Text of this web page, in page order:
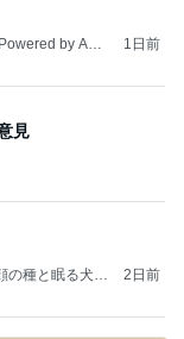
by Ame
1日前
見
種と眠る犬」
2日前